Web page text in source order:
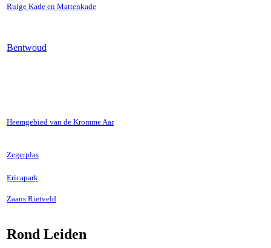
Ruige Kade en Mattenkade
Bentwoud
Heemgebied van de Kromme Aar
Zegerplas
Ericapark
Zaans Rietveld
Rond Leiden